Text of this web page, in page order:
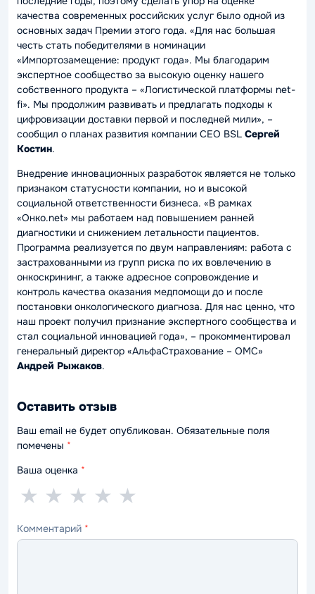
качества современных российских услуг было одной из
основных задач Премии этого года. «Для нас большая
честь стать победителями в номинации
«Импортозамещение: продукт года». Мы благодарим
экспертное сообщество за высокую оценку нашего
собственного продукта – «Логистической платформы net-
fi». Мы продолжим развивать и предлагать подходы к
цифровизации доставки первой и последней мили», –
сообщил о планах развития компании CEO BSL Сергей
Костин.
Внедрение инновационных разработок является не только
признаком статусности компании, но и высокой
социальной ответственности бизнеса. «В рамках
«Онко.net» мы работаем над повышением ранней
диагностики и снижением летальности пациентов.
Программа реализуется по двум направлениям: работа с
застрахованными из групп риска по их вовлечению в
онкоскрининг, а также адресное сопровождение и
контроль качества оказания медпомощи до и после
постановки онкологического диагноза. Для нас ценно, что
наш проект получил признание экспертного сообщества и
стал социальной инновацией года», – прокомментировал
генеральный директор «АльфаСтрахование – ОМС»
Андрей Рыжаков.
Оставить отзыв
Ваш email не будет опубликован. Обязательные поля
помечены *
Ваша оценка *
5
—
★
4
—
★
3
—
★
2
—
★
1
—
★
Комментарий *